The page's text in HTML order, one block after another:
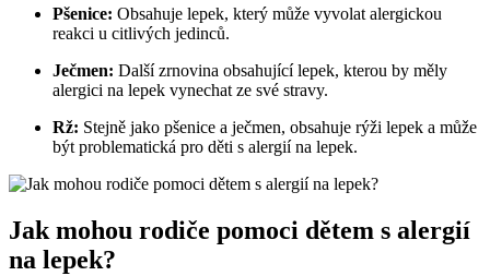
Pšenice: Obsahuje lepek, který může vyvolat alergickou
reakci u citlivých jedinců.
Ječmen: Další zrnovina obsahující lepek, kterou by měly
alergici na lepek vynechat ze své stravy.
Rž: Stejně jako pšenice a ječmen, obsahuje rýži lepek a může
být problematická pro děti s alergií na lepek.
Jak mohou rodiče pomoci dětem s alergií
na lepek?